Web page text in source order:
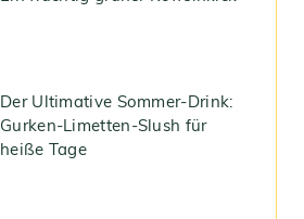
Der Ultimative Sommer-Drink:
Gurken-Limetten-Slush für
heiße Tage